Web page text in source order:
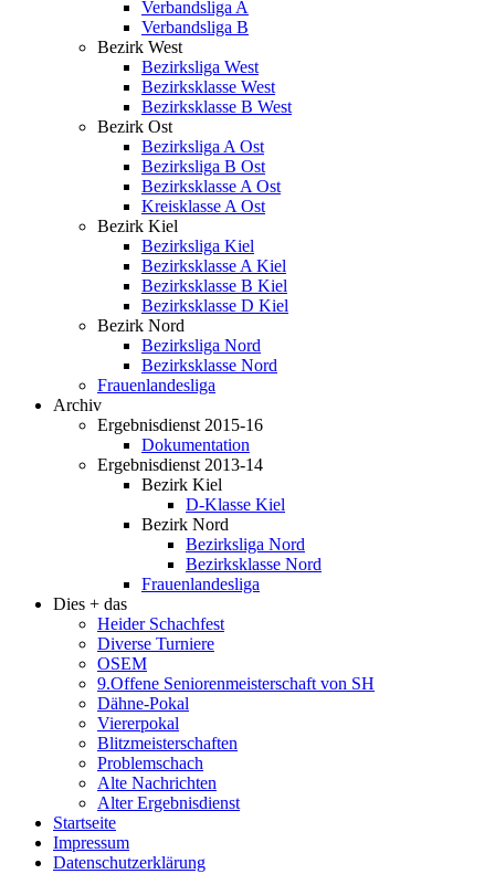
Verbandsliga A
Verbandsliga B
Bezirk West
Bezirksliga West
Bezirksklasse West
Bezirksklasse B West
Bezirk Ost
Bezirksliga A Ost
Bezirksliga B Ost
Bezirksklasse A Ost
Kreisklasse A Ost
Bezirk Kiel
Bezirksliga Kiel
Bezirksklasse A Kiel
Bezirksklasse B Kiel
Bezirksklasse D Kiel
Bezirk Nord
Bezirksliga Nord
Bezirksklasse Nord
Frauenlandesliga
Archiv
Ergebnisdienst 2015-16
Dokumentation
Ergebnisdienst 2013-14
Bezirk Kiel
D-Klasse Kiel
Bezirk Nord
Bezirksliga Nord
Bezirksklasse Nord
Frauenlandesliga
Dies + das
Heider Schachfest
Diverse Turniere
OSEM
9.Offene Seniorenmeisterschaft von SH
Dähne-Pokal
Viererpokal
Blitzmeisterschaften
Problemschach
Alte Nachrichten
Alter Ergebnisdienst
Startseite
Impressum
Datenschutzerklärung